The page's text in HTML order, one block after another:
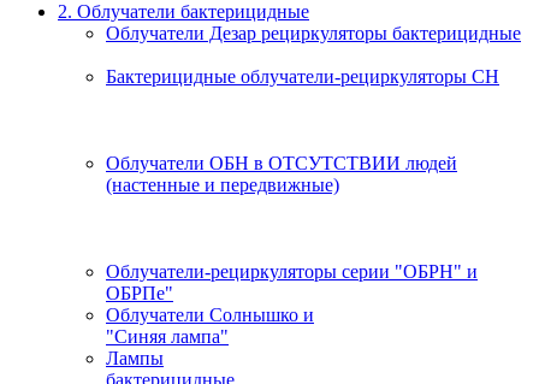
2. Облучатели бактерицидные
Облучатели Дезар рециркуляторы бактерицидные
Бактерицидные облучатели-рециркуляторы СН
Облучатели ОБН в ОТСУТСТВИИ людей
(настенные и передвижные)
Облучатели-рециркуляторы серии "ОБРН" и
ОБРПе"
Облучатели Солнышко и
"Синяя лампа"
Лампы